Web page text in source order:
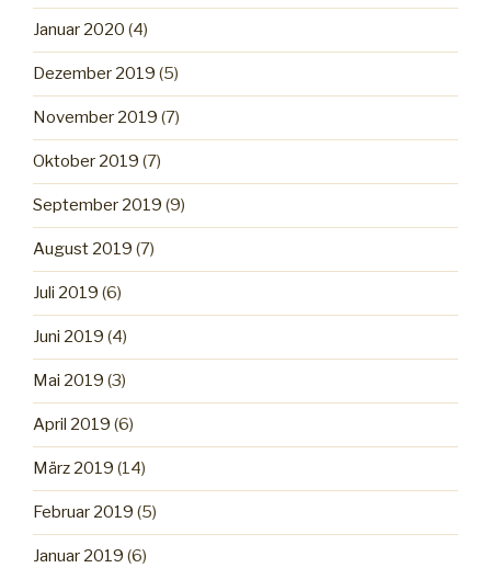
Januar 2020 (4)
Dezember 2019 (5)
November 2019 (7)
Oktober 2019 (7)
September 2019 (9)
August 2019 (7)
Juli 2019 (6)
Juni 2019 (4)
Mai 2019 (3)
April 2019 (6)
März 2019 (14)
Februar 2019 (5)
Januar 2019 (6)